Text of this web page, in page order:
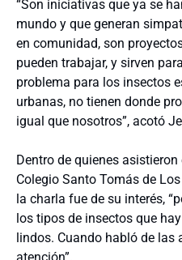
“Son iniciativas que ya se
mundo y que generan
en comunidad, son
pueden trabajar, y sirven
problema para los insectos
urbanas, no tienen donde
igual que nosotros”, acotó
Dentro de quienes
Colegio Santo Tomás de
la charla fue de su interés,
los tipos de insectos que
lindos. Cuando habló de las